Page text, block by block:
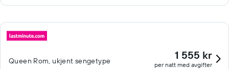
Queen Rom, ukjent sengetype 1 555 kr
per natt med avgifter